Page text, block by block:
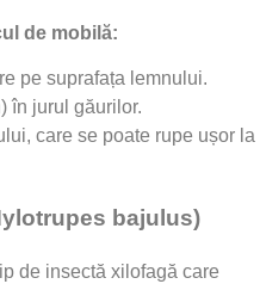
de mobilă:
pe suprafața lemnului.
în jurul găurilor.
care se poate rupe ușor la
bajulus)
de insectă xilofagă care